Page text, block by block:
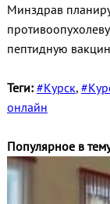
Минздрав
пептидную
Теги: #Курск,
онлайн
Популярное в